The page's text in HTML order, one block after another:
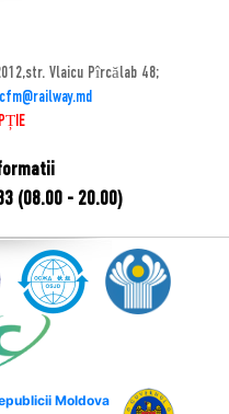
Vlaicu Pîrcălab 48;
cfm@railway.md
(08.00 - 20.00)
Moldova